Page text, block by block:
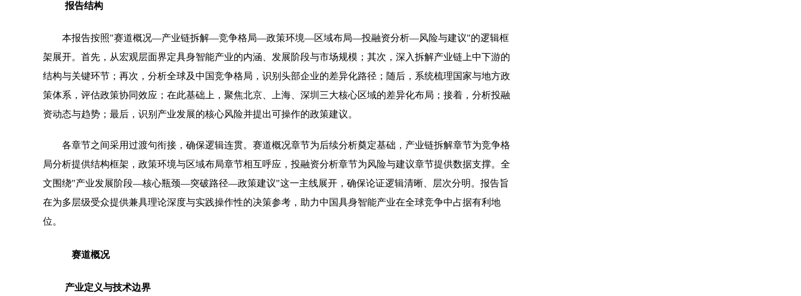
报告结构
本报告按照"赛道概况—产业链拆解—竞争格局—政策环境—区域布局—投融资分析—风险与建议"的逻辑框
架展开。首先，从宏观层面界定具身智能产业的内涵、发展阶段与市场规模；其次，深入拆解产业链上中下游的
结构与关键环节；再次，分析全球及中国竞争格局，识别头部企业的差异化路径；随后，系统梳理国家与地方政
策体系，评估政策协同效应；在此基础上，聚焦北京、上海、深圳三大核心区域的差异化布局；接着，分析投融
资动态与趋势；最后，识别产业发展的核心风险并提出可操作的政策建议。
各章节之间采用过渡句衔接，确保逻辑连贯。赛道概况章节为后续分析奠定基础，产业链拆解章节为竞争格
局分析提供结构框架，政策环境与区域布局章节相互呼应，投融资分析章节为风险与建议章节提供数据支撑。全
文围绕"产业发展阶段—核心瓶颈—突破路径—政策建议"这一主线展开，确保论证逻辑清晰、层次分明。报告旨
在为多层级受众提供兼具理论深度与实践操作性的决策参考，助力中国具身智能产业在全球竞争中占据有利地
位。
赛道概况
产业定义与技术边界